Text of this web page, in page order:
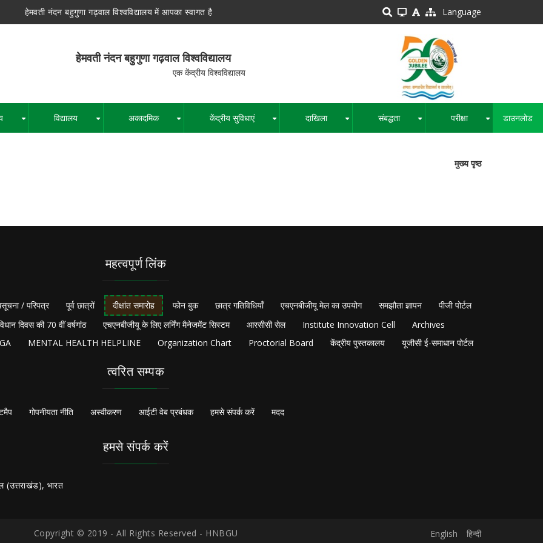
हेमवती नंदन बहुगुणा गढ़वाल विश्वविद्यालय में आपका स्वागत है Language
बहुगुणा गढ़वाल विश्वविद्यालय
विश्वविद्यालय
विद्यालय अकादमिक केंद्रीय सुविधाएं दाखिला संबद्धता परीक्षा डाउनलोड
मुख्य पृष्ठ
महत्वपूर्ण लिंक
/ परिपत्र पूर्व छात्रों दीक्षांत समारोह फोन बुक छात्र गतिविधियाँ एचएनबीजीयू मेल का उपयोग समझौता ज्ञापन
पीजी पोर्टल
दिवस की 70 वीं वर्षगांठ एचएनबीजीयू के लिए लर्निंग मैनेजमेंट सिस्टम आरसीसी सेल Institute Innovation Cell
Archives
MENTAL HEALTH HELPLINE Organization Chart Proctorial Board केंद्रीय पुस्तकालय यूजीसी ई-समाधान पोर्टल
त्वरित सम्पक
गोपनीयता नीति अस्वीकरण आईटी वेब प्रबंधक हमसे संपर्क करें मदद
हमसे संपर्क करें
(उत्तराखंड), भारत
Copyright © 2019 - All Rights Reserved - HNBGU English हिन्दी